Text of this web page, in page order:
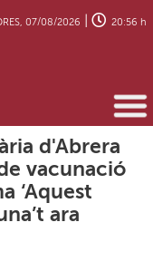
07/08/2026 20:56 h
d'Abrera
vacunació
‘Aquest
ara